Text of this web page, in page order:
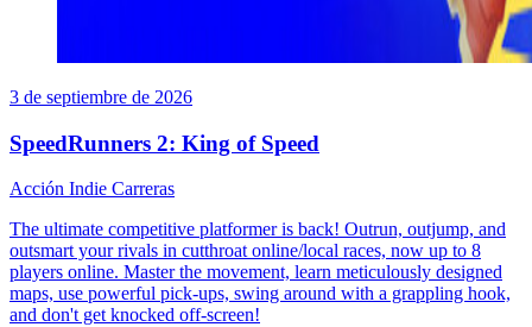
3 de septiembre de 2026
SpeedRunners 2: King of Speed
Acción Indie Carreras
The ultimate competitive platformer is back! Outrun, outjump, and
outsmart your rivals in cutthroat online/local races, now up to 8
players online. Master the movement, learn meticulously designed
maps, use powerful pick-ups, swing around with a grappling hook,
and don't get knocked off-screen!